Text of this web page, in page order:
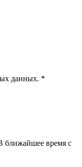
данных. *
ближайшее время с